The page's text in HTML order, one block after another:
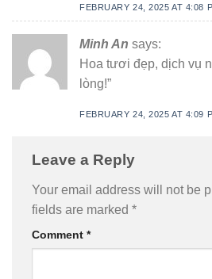
FEBRUARY 24, 2025 AT 4:08
Minh An says:
Hoa tươi đẹp, dịch vụ
lòng!”
FEBRUARY 24, 2025 AT 4:09
Leave a Reply
Your email address will not be
fields are marked *
Comment *